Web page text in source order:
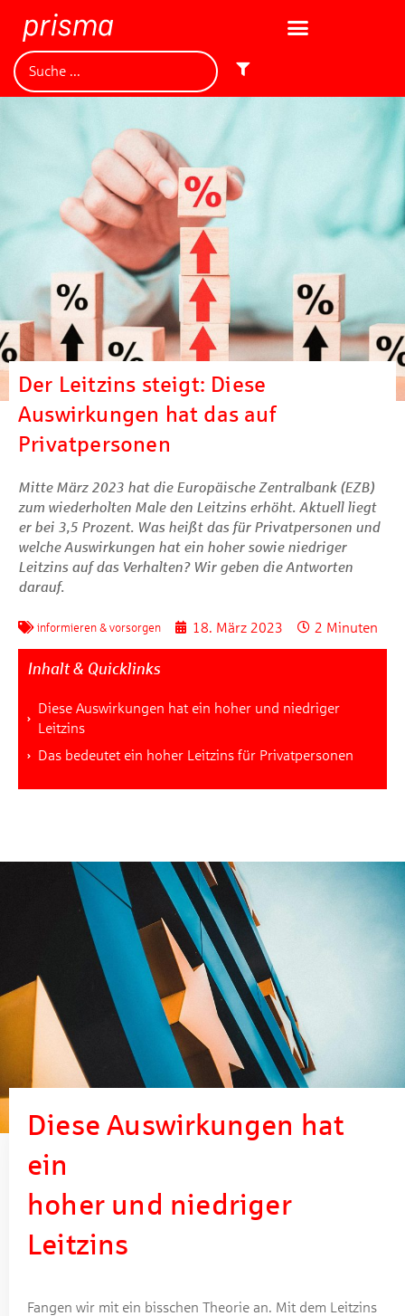
Der Leitzins steigt: Diese
Auswirkungen hat das auf
Privatpersonen
Mitte März 2023 hat die Europäische Zentralbank (EZB)
zum wiederholten Male den Leitzins erhöht. Aktuell liegt
er bei 3,5 Prozent. Was heißt das für Privatpersonen und
welche Auswirkungen hat ein hoher sowie niedriger
Leitzins auf das Verhalten? Wir geben die Antworten
darauf.
informieren & vorsorgen 18. März 2023 2 Minuten
Inhalt & Quicklinks
Diese Auswirkungen hat ein hoher und niedriger
Leitzins
Das bedeutet ein hoher Leitzins für Privatpersonen
Diese Auswirkungen hat
ein
hoher und niedriger
Leitzins
Fangen wir mit ein bisschen Theorie an. Mit dem Leitzins